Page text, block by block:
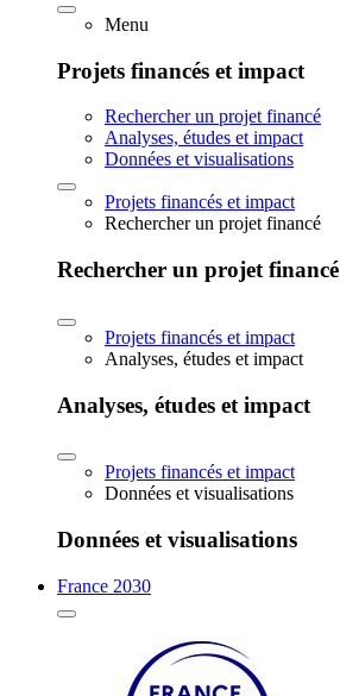
Menu
Projets financés et impact
Rechercher un projet financé
Analyses, études et impact
Données et visualisations
Projets financés et impact
Rechercher un projet financé
Rechercher un projet financé
Projets financés et impact
Analyses, études et impact
Analyses, études et impact
Projets financés et impact
Données et visualisations
Données et visualisations
France 2030